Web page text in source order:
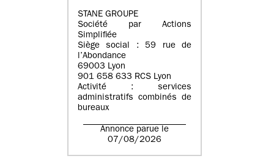
STANE GROUPE
Société par Actions
Simplifiée
Siège social : 59 rue de
l’Abondance
69003 Lyon
901 658 633 RCS Lyon
Activité : services
administratifs combinés de
bureaux
Annonce parue le
07/08/2026